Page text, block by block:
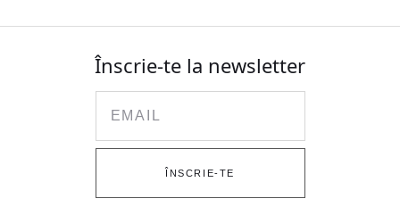
Înscrie-te la newsletter
ÎNSCRIE-TE